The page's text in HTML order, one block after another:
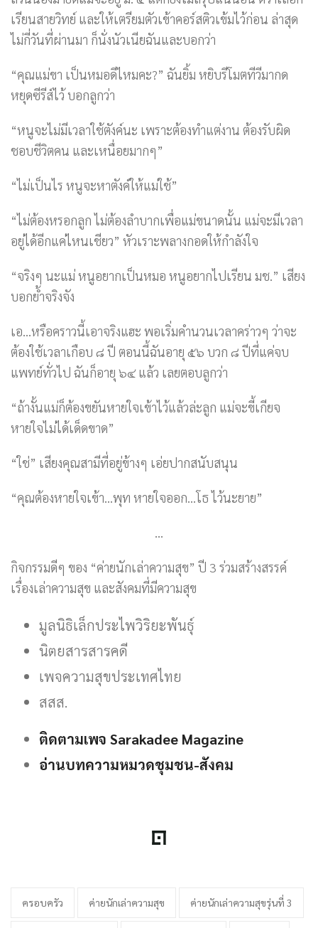
เรียนสายวิทย์ และให้เตรียมตัวเข้าคอร์สติวเข้มไว้ก่อน ล่าสุด
ไม่กี่วันที่ผ่านมา ก็นั่งนัวเนียฉันและบอกว่า
“คุณแม่ขา เป็นหมอดีไหมคะ?” ฉันยิ้ม หยิบรีโมตทีวีมากด
หยุดซีรีส์ไว้ บอกลูกว่า
“หนูจะไม่มีเวลาใช้ตังค์นะ เพราะต้องทำแต่งาน ต้องรับผิด
ชอบชีวิตคน และเหนื่อยมากๆ”
“ไม่เป็นไร หนูจะหาตังค์ให้แม่ใช้”
“ไม่ต้องหรอกลูก ไม่ต้องลำบากเพื่อแม่ขนาดนั้น แม่จะมีเวลา
อยู่ได้อีกแค่ไหนเชียว” หัวเราะพลางกอดให้กำลังใจ
“จริงๆ นะแม่ หนูอยากเป็นหมอ หนูอยากไปเรียน มช.” เสียง
บอกย้ำจริงจัง
เอ…หรือคราวนี้เอาจริงแฮะ พอเริ่มคำนวนเวลาคร่าวๆ ว่าจะ
ต้องใช้เวลาเกือบ ๘ ปี ตอนนี้ฉันอายุ ๕๖ บวก ๘ ปีที่แค่จบ
แพทย์ทั่วไป ฉันก็อายุ ๖๔ แล้ว เลยตอบลูกว่า
“ถ้างั้นแม่ก็ต้องขยันหายใจเข้าไว้แล้วล่ะลูก แม่จะขี้เกียจ
หายใจไม่ได้เด็ดขาด”
“ใช่” เสียงคุณสามีที่อยู่ข้างๆ เอ่ยปากสนับสนุน
“คุณต้องหายใจเข้า…พุท หายใจออก…โธ ไว้นะยาย”
…
กิจกรรมดีๆ ของ “ค่ายนักเล่าความสุข” ปี 3 ร่วมสร้างสรรค์
เรื่องเล่าความสุข และสังคมที่มีความสุข
มูลนิธิเล็กประไพวิริยะพันธุ์
นิตยสารสารคดี
เพจความสุขประเทศไทย
สสส.
ติดตามเพจ Sarakadee Magazine
อ่านบทความหมวดชุมชน-สังคม
ครอบครัว ค่ายนักเล่าความสุข ค่ายนักเล่าความสุขรุ่นที่ 3